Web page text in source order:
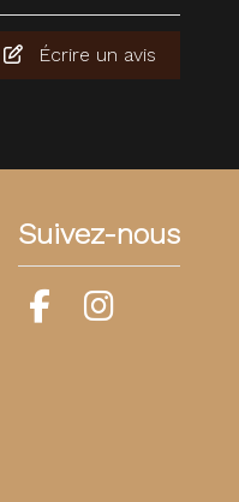
Écrire un avis
Suivez-nous